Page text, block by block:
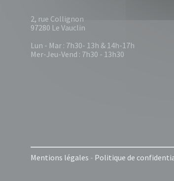
2, rue Collignon
97280 Le Vauclin
Lun - Mar : 7h30- 13h & 14h-17h
Mer-Jeu-Vend : 7h30 - 13h30
Mentions légales - Politique de